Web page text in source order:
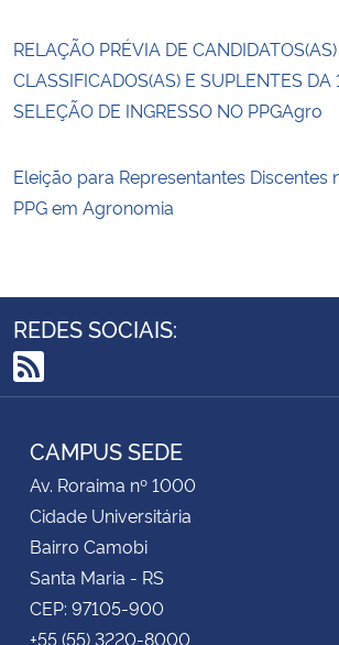
RELAÇÃO PRÉVIA DE CANDIDATOS(AS)
CLASSIFICADOS(AS) E SUPLENTES DA
SELEÇÃO DE INGRESSO NO PPGAgro
Eleição para Representantes Discentes
PPG em Agronomia
REDES SOCIAIS:
RSS
CAMPUS SEDE
Av. Roraima nº 1000
Cidade Universitária
Bairro Camobi
Santa Maria - RS
CEP: 97105-900
+55 (55) 3220-8000